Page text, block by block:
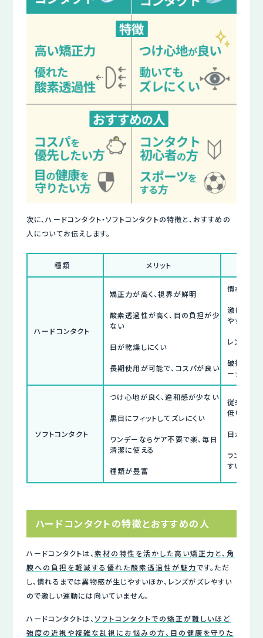
次に、ハードコンタクト・ソフトコンタクトの特徴と、おすすめの
人についてお伝えします。
種類 メリット
ハードコンタクト
矯正力が高く、視界が鮮明
酸素透過性が高く、目の負担が少
ない
目が乾燥しにくい
長期使用が可能で、コスパが良い
慣れるま
激しい運
やすい
レンズケ
破損・紛
ージが大
ソフトコンタクト
つけ心地が良く、違和感が少ない
黒目にフィットしてズレにくい
ワンデーならケア不要で楽、毎日
清潔に使える
種類が豊富
従来素材
低い
目が乾燥
ランニン
すい
ハードコンタクトの特徴とおすすめの人
ハードコンタクトは、 素材の特性を活かした高い矯正力と、角
膜への負担を軽減する優れた酸素透過性が魅力です。ただ
し、慣れるまでは異物感が生じやすいほか、レンズがズレやすい
ので激しい運動には向いていません。
ハードコンタクトは、 ソフトコンタクトでの矯正が難しいほど
強度の近視や複雑な乱視にお悩みの方、目の健康を守りた